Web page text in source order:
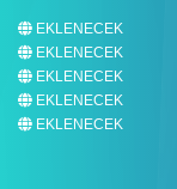
EKLENECEK
EKLENECEK
EKLENECEK
EKLENECEK
EKLENECEK